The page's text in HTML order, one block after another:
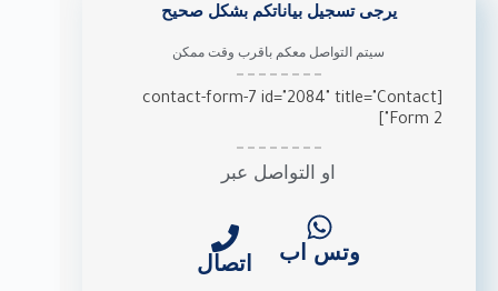
يرجى تسجيل بياناتكم بشكل صحيح
سيتم التواصل معكم باقرب وقت ممكن
[contact-form-7 id="2084" title="Contact
Form 2"]
او التواصل عبر
وتس اب اتصال